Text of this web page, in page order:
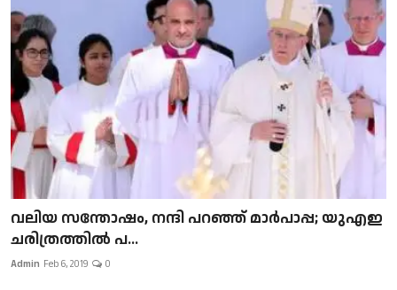
വലിയ സന്തോഷം, നന്ദി പറഞ്ഞ് മാർപാപ്പ; യുഎഇ
ചരിത്രത്തിൽ പ...
Admin Feb 6, 2019 0